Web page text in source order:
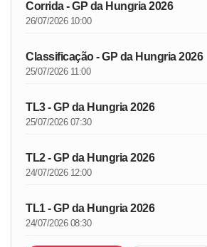
Corrida - GP da Hungria 2026
26/07/2026 10:00
Classificação - GP da Hungria 2026
25/07/2026 11:00
TL3 - GP da Hungria 2026
25/07/2026 07:30
TL2 - GP da Hungria 2026
24/07/2026 12:00
TL1 - GP da Hungria 2026
24/07/2026 08:30